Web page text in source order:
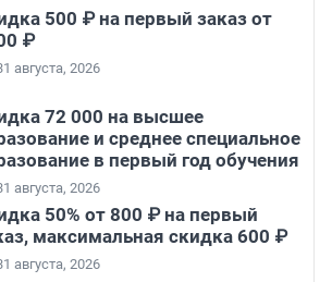
500 ₽ на первый заказ от
₽
августа, 2026
72 000 на высшее
и среднее специальное
в первый год обучения
августа, 2026
50% от 800 ₽ на первый
максимальная скидка 600 ₽
августа, 2026